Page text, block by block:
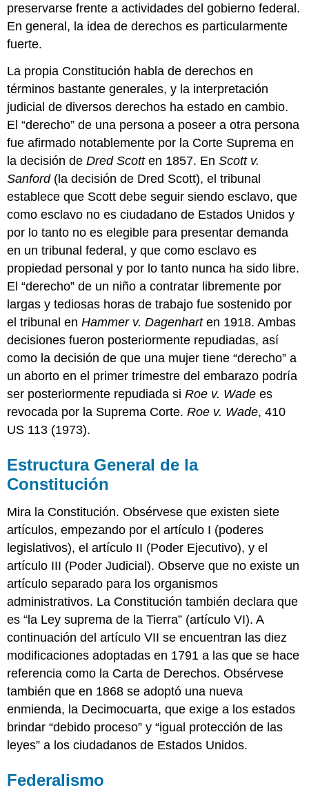
preservarse frente a actividades del gobierno federal.
En general, la idea de derechos es particularmente
fuerte.
La propia Constitución habla de derechos en
términos bastante generales, y la interpretación
judicial de diversos derechos ha estado en cambio.
El “derecho” de una persona a poseer a otra persona
fue afirmado notablemente por la Corte Suprema en
la decisión deDred Scotten 1857. EnScott v.
Sanford(la decisión de Dred Scott), el tribunal
establece que Scott debe seguir siendo esclavo, que
como esclavo no es ciudadano de Estados Unidos y
por lo tanto no es elegible para presentar demanda
en un tribunal federal, y que como esclavo es
propiedad personal y por lo tanto nunca ha sido libre.
El “derecho” de un niño a contratar libremente por
largas y tediosas horas de trabajo fue sostenido por
el tribunal enHammer v. Dagenharten 1918. Ambas
decisiones fueron posteriormente repudiadas, así
como la decisión de que una mujer tiene “derecho” a
un aborto en el primer trimestre del embarazo podría
ser posteriormente repudiada siRoe v. Wade es
revocada por la Suprema Corte.Roe v. Wade, 410
US 113 (1973).
Estructura General de la
Constitución
Mira la Constitución. Obsérvese que existen siete
artículos, empezando por el artículo I (poderes
legislativos), el artículo II (Poder Ejecutivo), y el
artículo III (Poder Judicial). Observe que no existe un
artículo separado para los organismos
administrativos. La Constitución también declara que
es “la Ley suprema de la Tierra” (artículo VI). A
continuación del artículo VII se encuentran las diez
modificaciones adoptadas en 1791 a las que se hace
referencia como la Carta de Derechos. Obsérvese
también que en 1868 se adoptó una nueva
enmienda, la Decimocuarta, que exige a los estados
brindar “debido proceso” y “igual protección de las
leyes” a los ciudadanos de Estados Unidos.
Federalismo